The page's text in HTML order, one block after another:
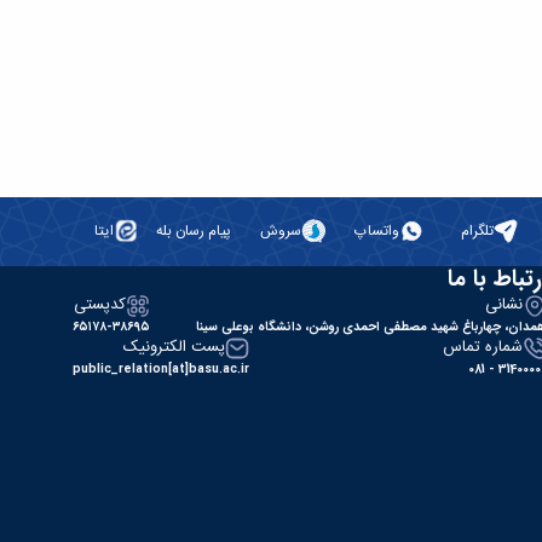
تلگرام واتساپ سروش پیام رسان بله ایتا
با ما
نشانی
چهارباغ شهید مصطفی احمدی روشن، دانشگاه بوعلی سینا
کدپستی
۶۵۱۷۸-۳۸۶۹۵
شماره تماس
31400000 -
پست الکترونیک
public_relation[at]basu.ac.ir